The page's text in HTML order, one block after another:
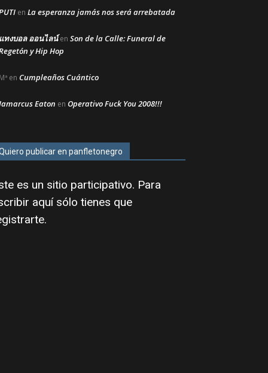
en La esperanza jamás nos será arrebatada
ทงบอล ออนไลน์en Son de la Calle: Funeral de
y Hip Hop
en Cumpleaños Cuántico
Eaton en Operativo Fuck You 2008!!!
publicar en panfletonegro
es un sitio participativo. Para
aquí sólo tienes que
.